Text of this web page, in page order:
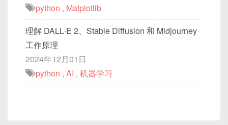
python , Matplotlib
理解 DALL·E 2、Stable Diffusion 和 Midjourney
工作原理
2024年12月01日
python , AI , 机器学习